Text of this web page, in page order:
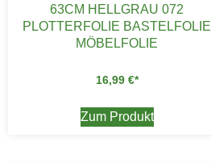
63CM HELLGRAU 072
PLOTTERFOLIE BASTELFOLIE
MÖBELFOLIE
16,99 €
Zum Produkt